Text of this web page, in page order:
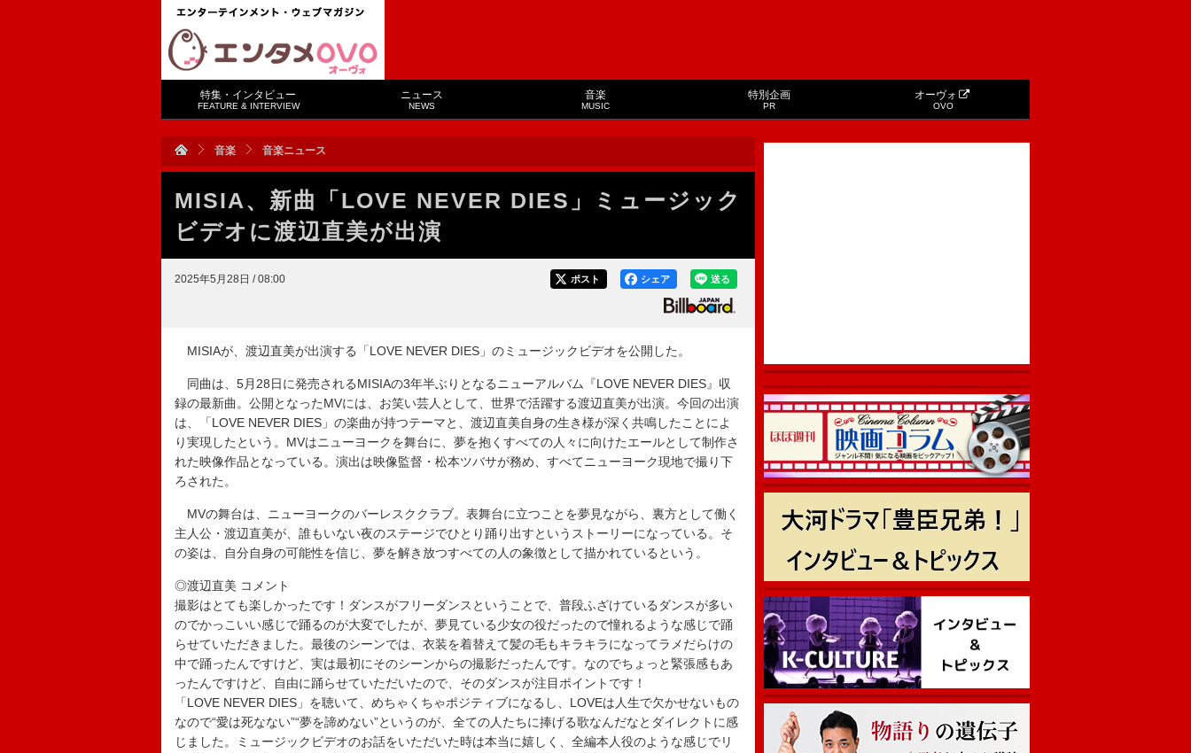
特集・インタビュー
FEATURE & INTERVIEW
ニュース
NEWS
音楽
MUSIC
特別企画
PR
オーヴォ
OVO
音楽 音楽ニュース
MISIA、新曲「LOVE NEVER DIES」ミュージック
ビデオに渡辺直美が出演
2025年5月28日 / 08:00 送る
シェア
ポスト
MISIAが、渡辺直美が出演する「LOVE NEVER DIES」のミュージックビデオを公開した。
同曲は、5月28日に発売されるMISIAの3年半ぶりとなるニューアルバム『LOVE NEVER DIES』収
録の最新曲。公開となったMVには、お笑い芸人として、世界で活躍する渡辺直美が出演。今回の出演
は、「LOVE NEVER DIES」の楽曲が持つテーマと、渡辺直美自身の生き様が深く共鳴したことによ
り実現したという。MVはニューヨークを舞台に、夢を抱くすべての人々に向けたエールとして制作さ
れた映像作品となっている。演出は映像監督・松本ツバサが務め、すべてニューヨーク現地で撮り下
ろされた。
MVの舞台は、ニューヨークのバーレスククラブ。表舞台に立つことを夢見ながら、裏方として働く
主人公・渡辺直美が、誰もいない夜のステージでひとり踊り出すというストーリーになっている。そ
の姿は、自分自身の可能性を信じ、夢を解き放つすべての人の象徴として描かれているという。
◎渡辺直美 コメント
撮影はとても楽しかったです！ダンスがフリーダンスということで、普段ふざけているダンスが多い
のでかっこいい感じで踊るのが大変でしたが、夢見ている少女の役だったので憧れるような感じで踊
らせていただきました。最後のシーンでは、衣装を着替えて髪の毛もキラキラになってラメだらけの
中で踊ったんですけど、実は最初にそのシーンからの撮影だったんです。なのでちょっと緊張感もあ
ったんですけど、自由に踊らせていただいたので、そのダンスが注目ポイントです！
「LOVE NEVER DIES」を聴いて、めちゃくちゃポジティブになるし、LOVEは人生で欠かせないもの
なので“愛は死なない”“夢を諦めない”というのが、全ての人たちに捧げる歌なんだなとダイレクトに感
じました。ミュージックビデオのお話をいただいた時は本当に嬉しく、全編本人役のような感じでリ